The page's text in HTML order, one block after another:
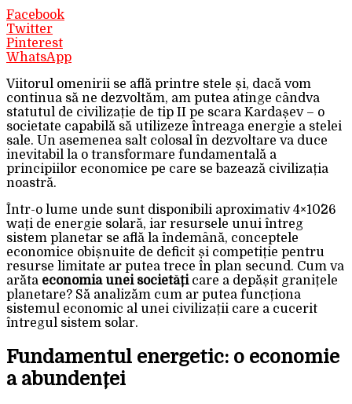
Facebook
Twitter
Pinterest
WhatsApp
Viitorul omenirii se află printre stele și, dacă vom
continua să ne dezvoltăm, am putea atinge cândva
statutul de civilizație de tip II pe scara Kardașev – o
societate capabilă să utilizeze întreaga energie a stelei
sale. Un asemenea salt colosal în dezvoltare va duce
inevitabil la o transformare fundamentală a
principiilor economice pe care se bazează civilizația
noastră.
Într-o lume unde sunt disponibili aproximativ 4×10^26
wați de energie solară, iar resursele unui întreg
sistem planetar se află la îndemână, conceptele
economice obișnuite de deficit și competiție pentru
resurse limitate ar putea trece în plan secund. Cum va
arăta economia unei societățicare a depășit granițele
planetare? Să analizăm cum ar putea funcționa
sistemul economic al unei civilizații care a cucerit
întregul sistem solar.
Fundamentul energetic: o economie
a abundenței